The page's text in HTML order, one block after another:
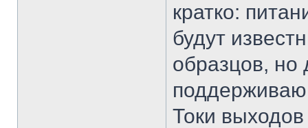
кратко:
будут
образцов,
Токи выходов